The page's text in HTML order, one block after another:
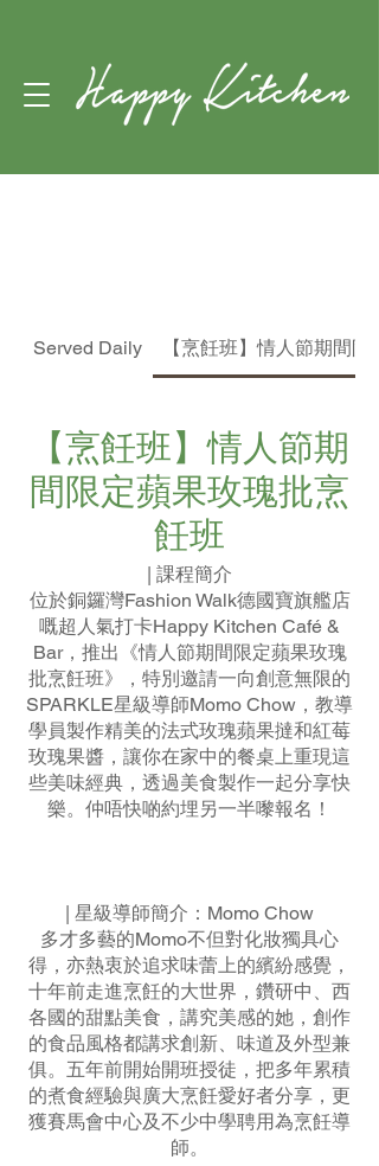
Served Daily 【烹飪班】情人節期間
【烹飪班】情人節期
間限定蘋果玫瑰批烹
飪班
| 課程簡介
位於銅鑼灣Fashion Walk德國寶旗艦店
嘅超人氣打卡Happy Kitchen Café &
Bar，推出《情人節期間限定蘋果玫瑰
批烹飪班》，特別邀請一向創意無限的
SPARKLE星級導師Momo Chow，教導
學員製作精美的法式玫瑰蘋果撻和紅莓
玫瑰果醬，讓你在家中的餐桌上重現這
些美味經典，透過美食製作一起分享快
樂。仲唔快啲約埋另一半嚟報名！
| 星級導師簡介：Momo Chow
多才多藝的Momo不但對化妝獨具心
得，亦熱衷於追求味蕾上的繽紛感覺，
十年前走進烹飪的大世界，鑽研中、西
各國的甜點美食，講究美感的她，創作
的食品風格都講求創新、味道及外型兼
俱。五年前開始開班授徒，把多年累積
的煮食經驗與廣大烹飪愛好者分享，更
獲賽馬會中心及不少中學聘用為烹飪導
師。